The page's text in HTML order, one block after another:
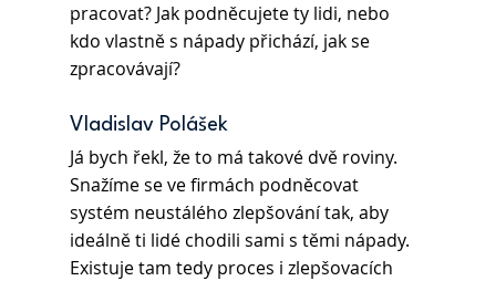
pracovat? Jak podněcujete ty lidi, nebo
kdo vlastně s nápady přichází, jak se
zpracovávají?
Vladislav Polášek
Já bych řekl, že to má takové dvě roviny.
Snažíme se ve firmách podněcovat
systém neustálého zlepšování tak, aby
ideálně ti lidé chodili sami s těmi nápady.
Existuje tam tedy proces i zlepšovacích